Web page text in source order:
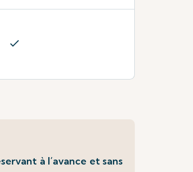
check
à l’avance et sans